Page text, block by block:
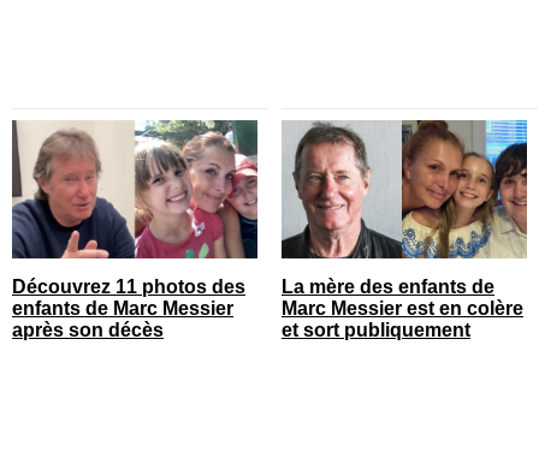
Découvrez 11 photos des
enfants de Marc Messier
après son décès
La mère des enfants de
Marc Messier est en colère
et sort publiquement